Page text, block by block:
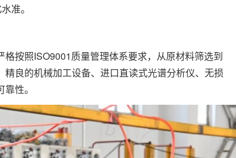
准。
按照ISO9001质量管理体系要求，从原材料筛选到
良的机械加工设备、进口直读式光谱分析仪、无损
性。